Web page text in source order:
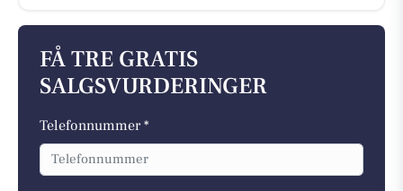
FÅ TRE GRATIS
SALGSVURDERINGER
Telefonnummer *